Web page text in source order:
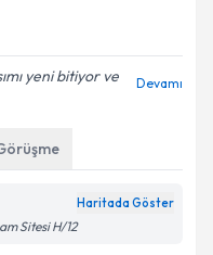
yeni bitiyor ve
Devamı
Haritada Göster
Sitesi H/12